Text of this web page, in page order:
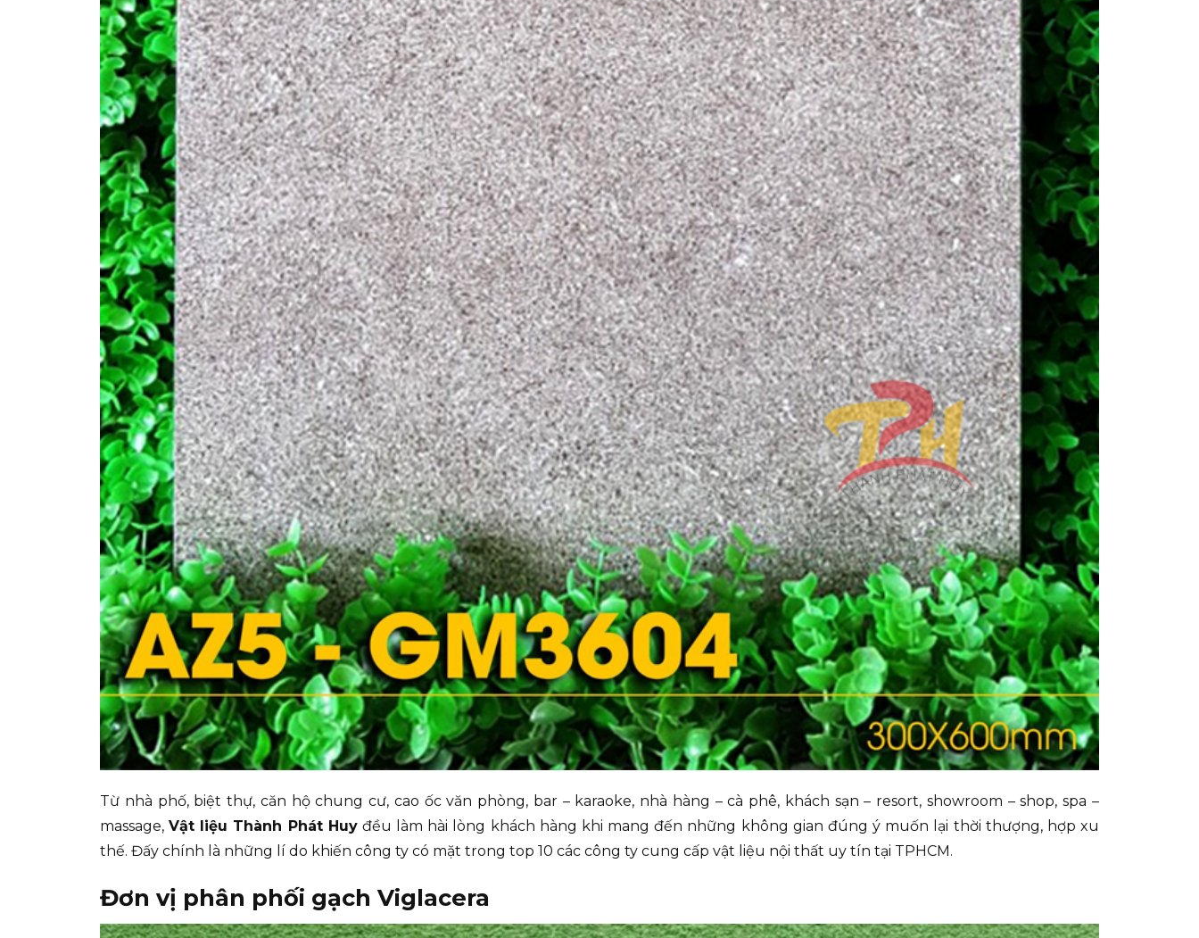
Từ nhà phố, biệt thự, căn hộ chung cư, cao ốc văn phòng, bar – karaoke, nhà hàng – cà phê, khách sạn – resort, showroom – shop, spa –
massage,Vật liệu Thành Phát Huyđều làm hài lòng khách hàng khi mang đến những không gian đúng ý muốn lại thời thượng, hợp xu
thế. Đấy chính là những lí do khiến công ty có mặt trong top 10 các công ty cung cấp vật liệu nội thất uy tín tại TPHCM.
Đơn vị phân phối gạch Viglacera